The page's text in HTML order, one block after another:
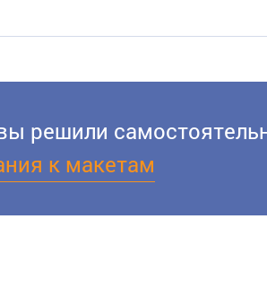
решили
к макетам